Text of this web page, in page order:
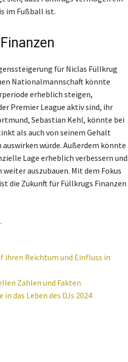
im Fußball ist.
für Niclas Füllkrug
Nationalmannschaft könnte
erheblich steigen,
Premier League aktiv sind, ihr
Sebastian Kehl, könnte bei
als auch von seinem Gehalt
würde. Außerdem könnte
Lage erheblich verbessern und
auszubauen. Mit dem Fokus
die Zukunft für Füllkrugs Finanzen
ihren Reichtum und Einfluss in
Zahlen und Fakten
das Leben des DJs 2024